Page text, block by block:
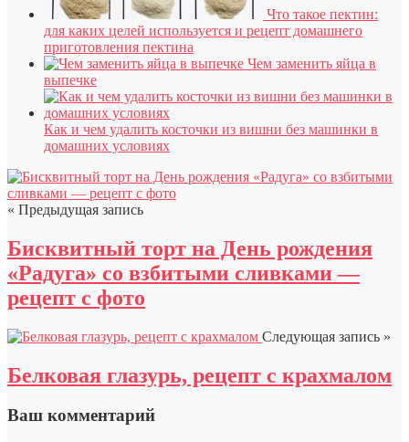
Что такое пектин:
для каких целей используется и рецепт домашнего
приготовления пектина
Чем заменить яйца в
выпечке
Как и чем удалить косточки из вишни без машинки в
домашних условиях
« Предыдущая запись
Бисквитный торт на День рождения
«Радуга» со взбитыми сливками —
рецепт с фото
Следующая запись »
Белковая глазурь, рецепт с крахмалом
Ваш комментарий